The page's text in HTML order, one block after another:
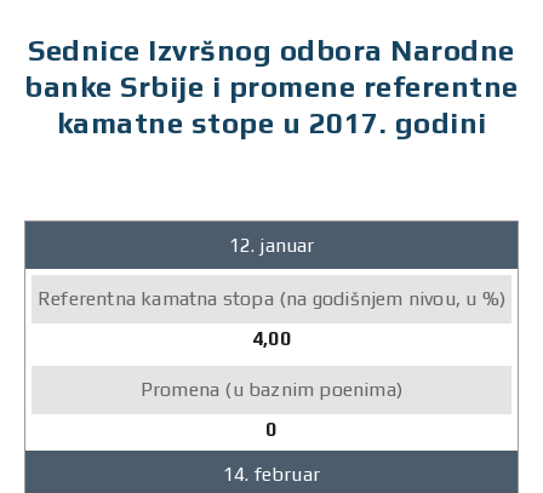
Sednice Izvršnog odbora Narodne
banke Srbije i promene referentne
kamatne stope u 2017. godini
Referentna
kamatna
stopa
nivou,
u
12. januar
4,00
0
14. februar